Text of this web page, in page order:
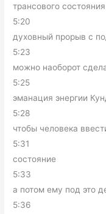
трансового
5:20
духовный прорыв с
5:23
можно наоборот
5:25
эманация энергии
5:28
чтобы человека
5:31
состояние
5:33
а потом ему под это
5:36